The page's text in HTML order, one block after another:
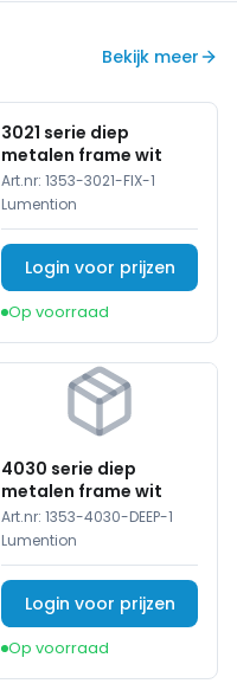
Bekijk meer
3021 serie diep
metalen frame wit
Art.nr: 1353-3021-FIX-1
Lumention
Login voor prijzen
Op voorraad
4030 serie diep
metalen frame wit
Art.nr: 1353-4030-DEEP-1
Lumention
Login voor prijzen
Op voorraad